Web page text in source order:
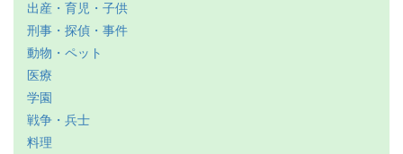
出産・育児・子供
刑事・探偵・事件
動物・ペット
医療
学園
戦争・兵士
料理